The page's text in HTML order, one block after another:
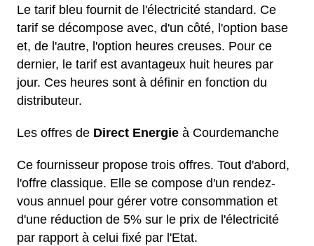
Le tarif bleu fournit de l'électricité standard. Ce
tarif se décompose avec, d'un côté, l'option base
et, de l'autre, l'option heures creuses. Pour ce
dernier, le tarif est avantageux huit heures par
jour. Ces heures sont à définir en fonction du
distributeur.
Les offres de Direct Energie à Courdemanche
Ce fournisseur propose trois offres. Tout d'abord,
l'offre classique. Elle se compose d'un rendez-
vous annuel pour gérer votre consommation et
d'une réduction de 5% sur le prix de l'électricité
par rapport à celui fixé par l'Etat.